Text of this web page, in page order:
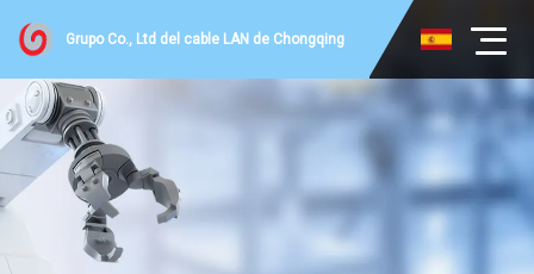
Grupo Co., Ltd del cable LAN de Chongqing